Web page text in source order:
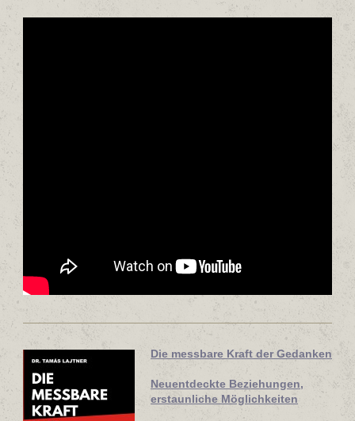
Die messbare Kraft der Gedanken
Neuentdeckte Beziehungen,
erstaunliche Möglichkeiten